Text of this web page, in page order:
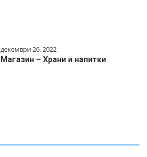
декември 26, 2022
Магазин – Храни и напитки